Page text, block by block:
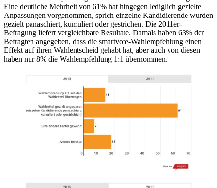
Eine deutliche Mehrheit von 61% hat hingegen lediglich gezielte
Anpassungen vorgenommen, sprich einzelne Kandidierende wurden
gezielt panaschiert, kumuliert oder gestrichen. Die 2011er-
Befragung liefert vergleichbare Resultate. Damals haben 63% der
Befragten angegeben, dass die smartvote-Wahlempfehlung einen
Effekt auf ihren Wahlentscheid gehabt hat, aber auch von diesen
haben nur 8% die Wahlempfehlung 1:1 übernommen.